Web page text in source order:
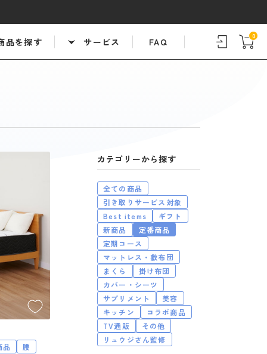
品を探す サービス FAQ 0
カテゴリー
全ての商品
引き取りサービス対象
Best items
ギフト
新商品
定番商品
定期コース
マットレス・敷布団
まくら
掛け布団
カバー・シーツ
サプリメント
美容
キッチン
コラボ商品
TV通販
その他
リュウジさん監修
品 腰